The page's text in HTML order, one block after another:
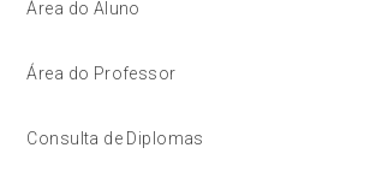
Área do Aluno
Área do Professor
Consulta de Diplomas